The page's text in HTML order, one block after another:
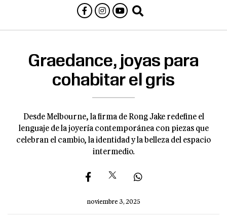
Graedance, joyas para
cohabitar el gris
Desde Melbourne, la firma de Rong Jake redefine el
lenguaje de la joyería contemporánea con piezas que
celebran el cambio, la identidad y la belleza del espacio
intermedio.
noviembre 3, 2025